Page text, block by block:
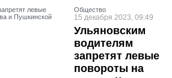
Общество
15 декабря 2023, 09:49
Ульяновским
водителям
запретят левые
повороты на